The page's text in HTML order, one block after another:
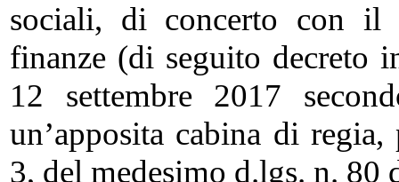
sociali, di concerto con il
finanze (di seguito decreto
12 settembre 2017
un’apposita cabina di
3, del medesimo d.lgs. n. 80